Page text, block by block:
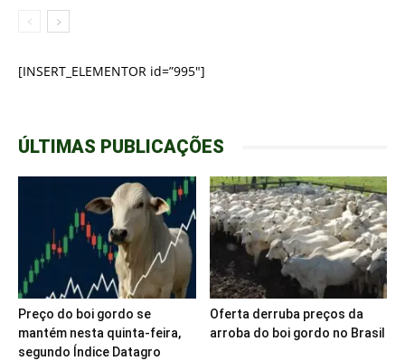
[INSERT_ELEMENTOR id=”995″]
ÚLTIMAS PUBLICAÇÕES
Preço do boi gordo se
mantém nesta quinta-feira,
segundo Índice Datagro
Oferta derruba preços da
arroba do boi gordo no Brasil